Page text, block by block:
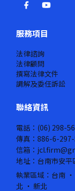
服務項目
法律諮詢
法律顧問
撰寫法律文件
調解及委任訴訟
聯絡資訊
電話：(06) 298-
傳真：886-6-
信箱：
地址：台南市安
執業區域：台南
北 · 新北